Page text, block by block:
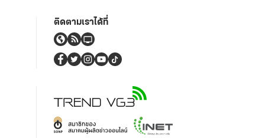
ติดตามเราได้ที่